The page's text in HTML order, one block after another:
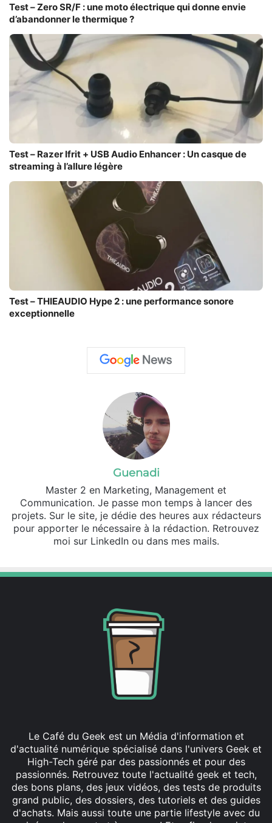
Test – Zero SR/F : une moto électrique qui donne envie
d’abandonner le thermique ?
Test – Razer Ifrit + USB Audio Enhancer : Un casque de
streaming à l’allure légère
Test – THIEAUDIO Hype 2 : une performance sonore
exceptionnelle
Guenadi
Master 2 en Marketing, Management et
Communication. Je passe mon temps à lancer des
projets. Sur le site, je dédie des heures aux rédacteurs
pour apporter le nécessaire à la rédaction. Retrouvez
moi sur LinkedIn ou dans mes mails.
Le Café du Geek est un Média d'information et
d'actualité numérique spécialisé dans l'univers Geek et
High-Tech géré par des passionnés et pour des
passionnés. Retrouvez toute l'actualité geek et tech,
des bons plans, des jeux vidéos, des tests de produits
grand public, des dossiers, des tutoriels et des guides
d'achats. Mais aussi toute une partie lifestyle avec du